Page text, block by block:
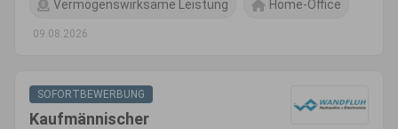
Vermögenswirksame Leistung Home-Office
09.08.2026
SOFORTBEWERBUNG
Kaufmännischer